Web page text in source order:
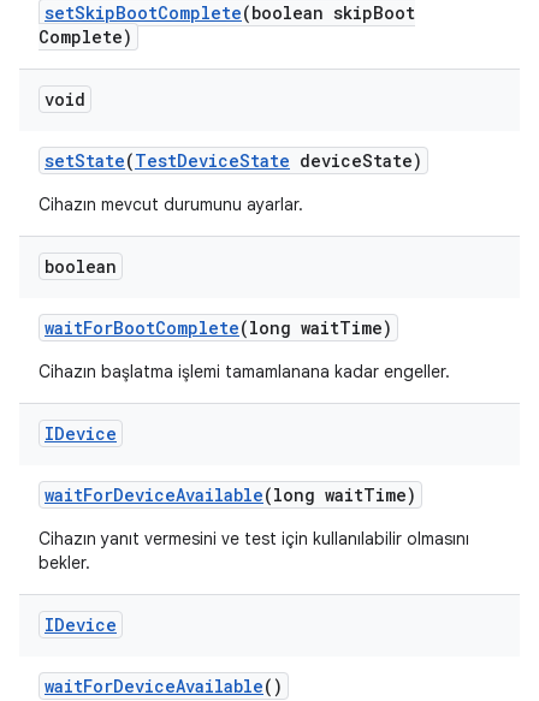
setSkipBootComplete(boolean skipBoot
Complete)
void
setState(TestDeviceState deviceState)
Cihazın mevcut durumunu ayarlar.
boolean
waitForBootComplete(long waitTime)
Cihazın başlatma işlemi tamamlanana kadar engeller.
IDevice
waitForDeviceAvailable(long waitTime)
Cihazın yanıt vermesini ve test için kullanılabilir olmasını
bekler.
IDevice
waitForDeviceAvailable()